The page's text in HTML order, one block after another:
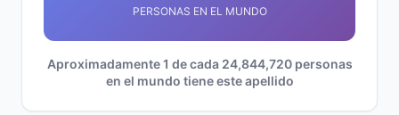
PERSONAS EN EL MUNDO
Aproximadamente 1 de cada 24,844,720 personas
en el mundo tiene este apellido